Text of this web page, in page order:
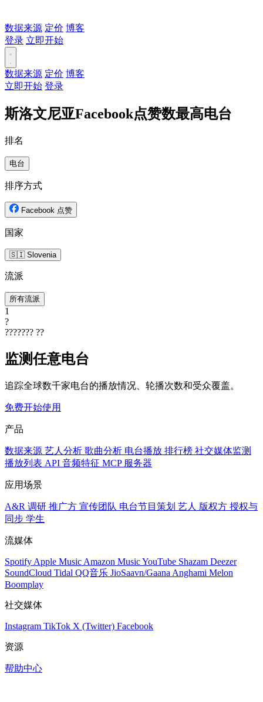
数据来源 定价 博客
登录 立即开始
数据来源 定价 博客
立即开始 登录
斯洛文尼亚Facebook点赞数最高电台
排名
电台
排序方式
Facebook 点赞
国家
🇸🇮 Slovenia
流派
所有流派
1
?
??????? ??
监测任意电台
追踪全球数千家电台的播放情况、轮播次数和受众覆盖。
免费开始使用
产品
数据来源 艺人分析 歌曲分析 电台播放 排行榜 社交媒体监测
播放列表 API 音频特征 MCP 服务器
应用场景
A&R 调研 推广方 宣传团队 电台节目策划 艺人 版权方 授权与
同步 学生
流媒体
Spotify Apple Music Amazon MusicYouTube Shazam Deezer
SoundCloud Tidal QQ音乐 JioSaavn/Gaana Anghami Melon
Boomplay
社交媒体
Instagram TikTok X (Twitter) Facebook
资源
帮助中心